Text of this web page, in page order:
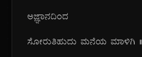
ಅಜ್ಞಾನದಿಂದ
ಸೋರುತಿಹುದು ಮನೆಯ ಮಾಳಿಗಿ ||